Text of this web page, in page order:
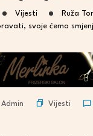
Vijesti
Ruža
svoje ćemo
Admin Vijesti